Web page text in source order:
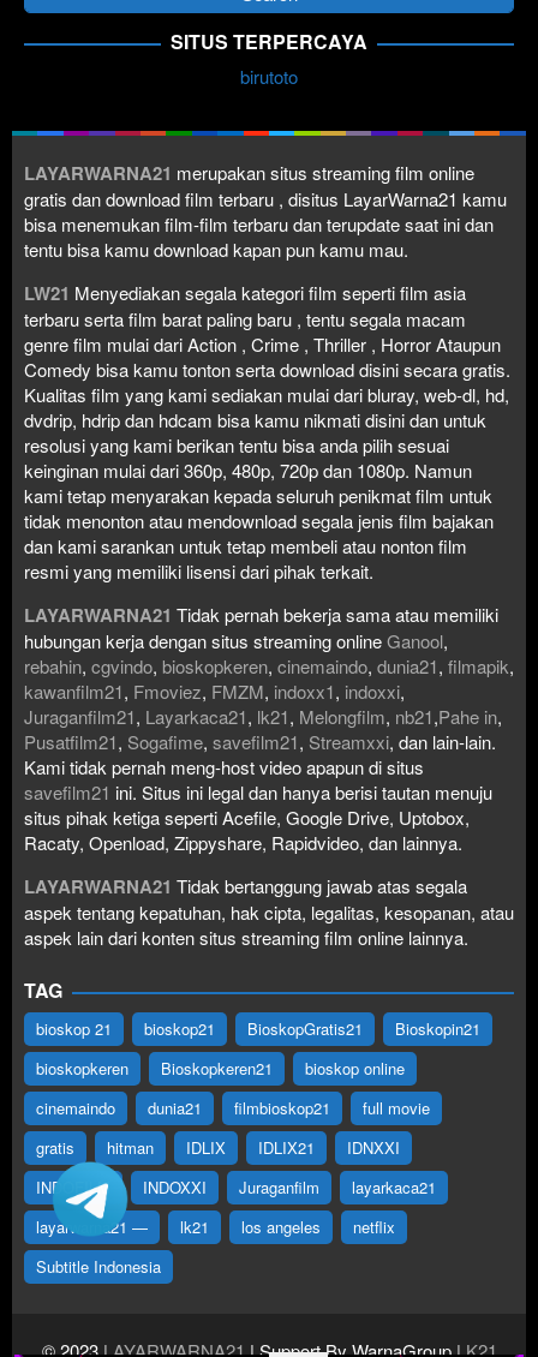
SITUS TERPERCAYA
birutoto
LAYARWARNA21 merupakan situs streaming film online
gratis dan download film terbaru , disitus LayarWarna21 kamu
bisa menemukan film-film terbaru dan terupdate saat ini dan
tentu bisa kamu download kapan pun kamu mau.
LW21 Menyediakan segala kategori film seperti film asia
terbaru serta film barat paling baru , tentu segala macam
genre film mulai dari Action , Crime , Thriller , Horror Ataupun
Comedy bisa kamu tonton serta download disini secara gratis.
Kualitas film yang kami sediakan mulai dari bluray, web-dl, hd,
dvdrip, hdrip dan hdcam bisa kamu nikmati disini dan untuk
resolusi yang kami berikan tentu bisa anda pilih sesuai
keinginan mulai dari 360p, 480p, 720p dan 1080p. Namun
kami tetap menyarakan kepada seluruh penikmat film untuk
tidak menonton atau mendownload segala jenis film bajakan
dan kami sarankan untuk tetap membeli atau nonton film
resmi yang memiliki lisensi dari pihak terkait.
LAYARWARNA21 Tidak pernah bekerja sama atau memiliki
hubungan kerja dengan situs streaming onlineGanool,
rebahin, cgvindo, bioskopkeren, cinemaindo, dunia21, filmapik,
kawanfilm21, Fmoviez, FMZM, indoxx1, indoxxi,
Juraganfilm21, Layarkaca21, lk21, Melongfilm, nb21,Pahe in,
Pusatfilm21, Sogafime, savefilm21, Streamxxi, dan lain-lain.
Kami tidak pernah meng-host video apapun di situs
savefilm21 ini. Situs ini legal dan hanya berisi tautan menuju
situs pihak ketiga seperti Acefile, Google Drive, Uptobox,
Racaty, Openload, Zippyshare, Rapidvideo, dan lainnya.
LAYARWARNA21 Tidak bertanggung jawab atas segala
aspek tentang kepatuhan, hak cipta, legalitas, kesopanan, atau
aspek lain dari konten situs streaming film online lainnya.
TAG
bioskop 21 bioskop21 BioskopGratis21
Bioskopin21
bioskopkeren
Bioskopkeren21
bioskop online
cinemaindo
dunia21 filmbioskop21
full movie
gratis
hitman IDLIX IDLIX21
IDNXXI
INDOFILM
INDOXXI Juraganfilm
layarkaca21
layarwarna21 —
lk21 los angeles
netflix
Subtitle Indonesia
© 2023LAYARWARNA21| Support By WarnaGroupLK21